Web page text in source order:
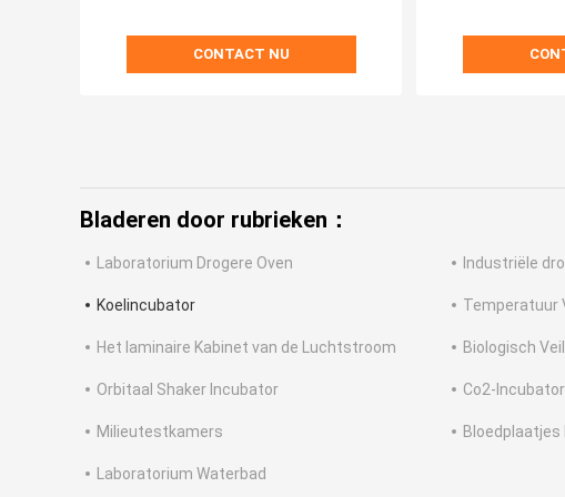
CONTACT NU
Bladeren door rubrieken：
Laboratorium Drogere Oven Industriële
Koelincubator Temperatuur
Het laminaire Kabinet van de Luchtstroom Biologisch
Orbitaal Shaker Incubator Co2-Incubator
Milieutestkamers
Laboratorium Waterbad